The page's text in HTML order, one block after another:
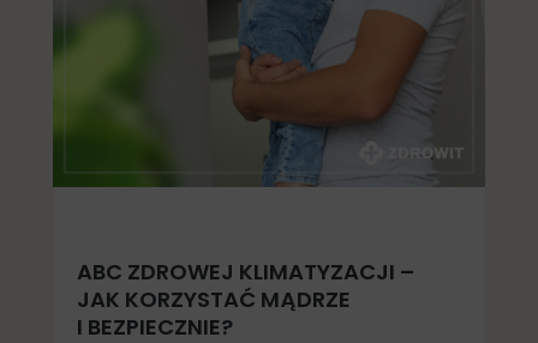
ABC ZDROWEJ KLIMATYZACJI –
JAK KORZYSTAĆ MĄDRZE
I BEZPIECZNIE?